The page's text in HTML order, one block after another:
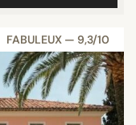
FABULEUX — 9,3/10